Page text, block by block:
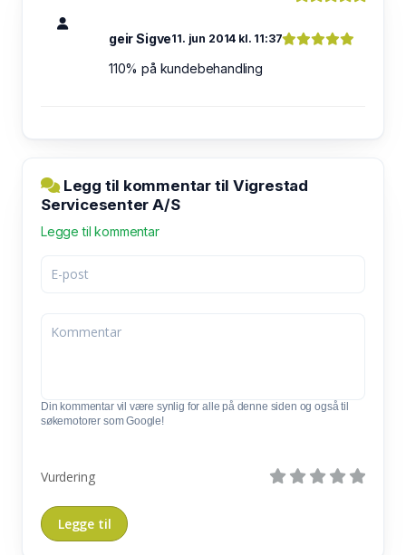
geir Sigve11. jun 2014 kl. 11:37
110% på kundebehandling
Legg til kommentar til Vigrestad
Servicesenter A/S
Legge til kommentar
Din kommentar vil være synlig for alle på denne siden og også til
søkemotorer som Google!
Vurdering